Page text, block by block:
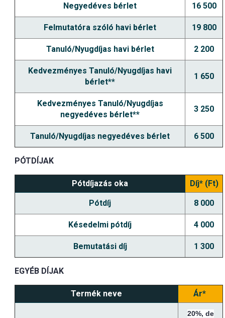
Negyedéves bérlet 16 500
Felmutatóra szóló havi bérlet 19 800
Tanuló/Nyugdíjas havi bérlet 2 200
Kedvezményes Tanuló/Nyugdíjas havi
bérlet**
1 650
Kedvezményes Tanuló/Nyugdíjas
negyedéves bérlet**
3 250
Tanuló/Nyugdíjas negyedéves bérlet 6 500
PÓTDÍJAK
Pótdíjazás oka Díj* (Ft)
Pótdíj 8 000
Késedelmi pótdíj 4 000
Bemutatási díj 1 300
EGYÉB DÍJAK
Termék neve Ár*
20%, de